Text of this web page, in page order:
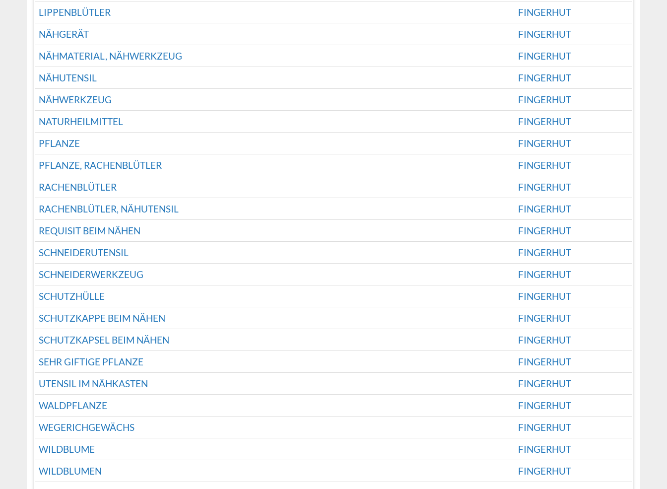
LIPPENBLÜTLER
FINGERHUT
NÄHGERÄT
FINGERHUT
NÄHMATERIAL, NÄHWERKZEUG
FINGERHUT
NÄHUTENSIL
FINGERHUT
NÄHWERKZEUG
FINGERHUT
NATURHEILMITTEL
FINGERHUT
PFLANZE
FINGERHUT
PFLANZE, RACHENBLÜTLER
FINGERHUT
RACHENBLÜTLER
FINGERHUT
RACHENBLÜTLER, NÄHUTENSIL
FINGERHUT
REQUISIT BEIM NÄHEN
FINGERHUT
SCHNEIDERUTENSIL
FINGERHUT
SCHNEIDERWERKZEUG
FINGERHUT
SCHUTZHÜLLE
FINGERHUT
SCHUTZKAPPE BEIM NÄHEN
FINGERHUT
SCHUTZKAPSEL BEIM NÄHEN
FINGERHUT
SEHR GIFTIGE PFLANZE
FINGERHUT
UTENSIL IM NÄHKASTEN
FINGERHUT
WALDPFLANZE
FINGERHUT
WEGERICHGEWÄCHS
FINGERHUT
WILDBLUME
FINGERHUT
WILDBLUMEN
FINGERHUT